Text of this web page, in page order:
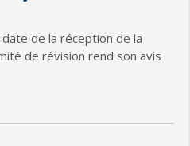
de la réception de la
de révision rend son avis